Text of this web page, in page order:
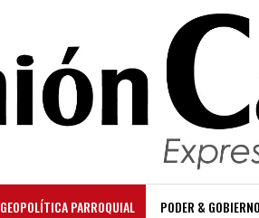
GEOPOLÍTICA PARROQUIAL PODER & GOBIERNO